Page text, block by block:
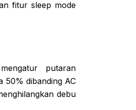
fitur sleep mode
putaran
50% dibanding AC
debu